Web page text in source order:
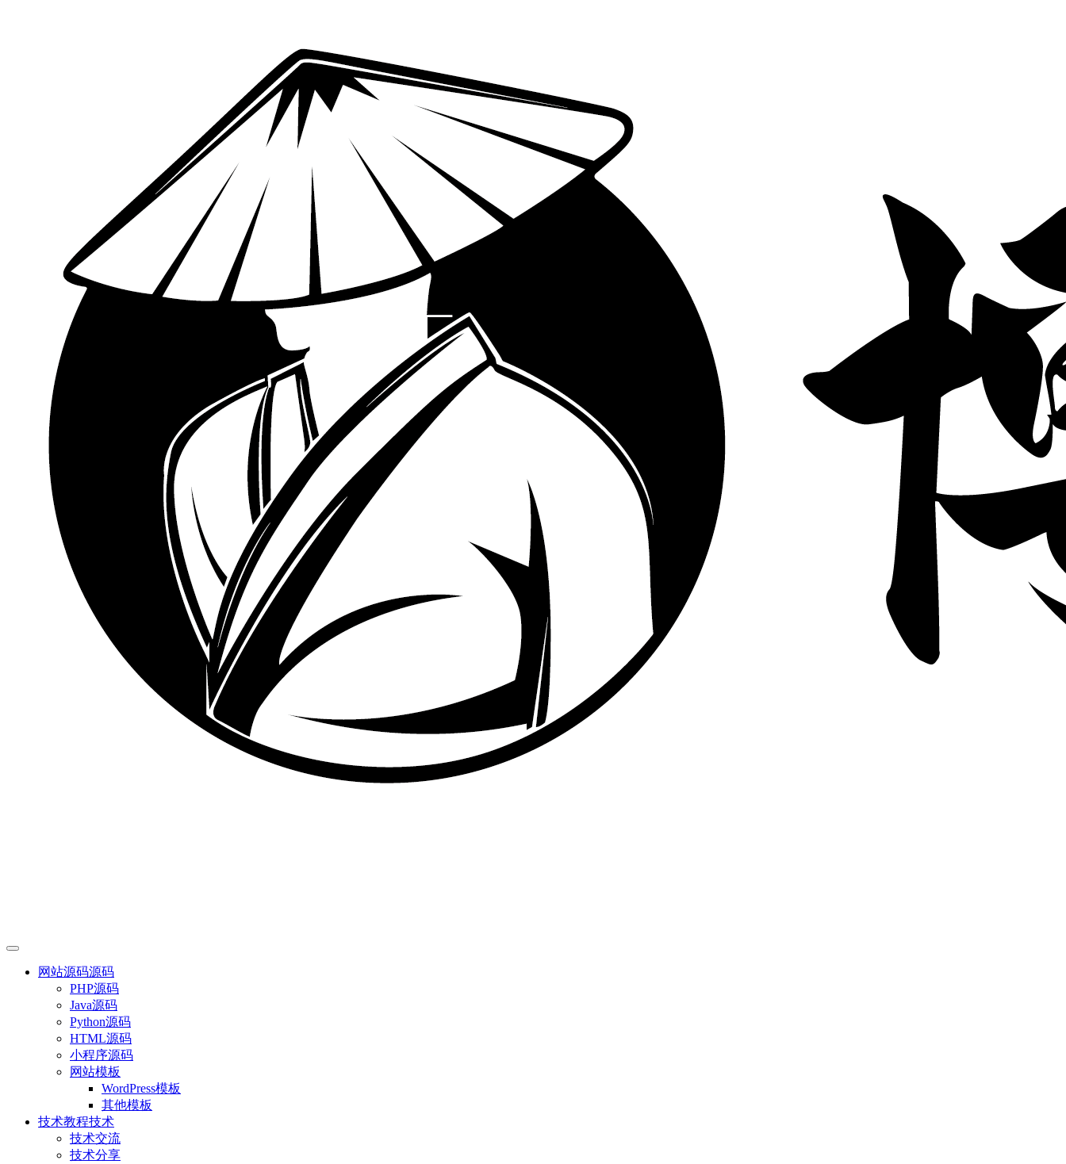
网站源码源码
PHP源码
Java源码
Python源码
HTML源码
小程序源码
网站模板
WordPress模板
其他模板
技术教程技术
技术交流
技术分享